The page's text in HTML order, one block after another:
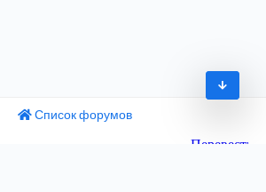
Список форумов